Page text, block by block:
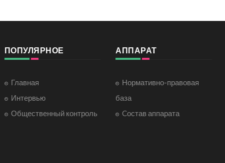
ПОПУЛЯРНОЕ
Главная
Интервью
Общественный контроль
АППАРАТ
Нормативно-правовая
база
Cостав аппарата